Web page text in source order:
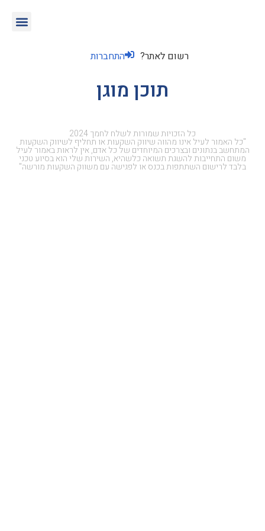
רשום לאתר? התחברות
תוכן מוגן
כל הזכויות שמורות לשלח לחמך 2024
"כל האמור לעיל אינו מהווה שיווק השקעות או תחליף לשיווק השקעות
המתחשב בנתונים ובצרכים המיוחדים של כל אדם, אין לראות באמור לעיל
משום התחייבות להשגת תשואה כלשהיא, השירות שלי הוא בסיוע טכני
בלבד לרישום השתתפות בכנס או לפגישה עם משווק השקעות מורשה"